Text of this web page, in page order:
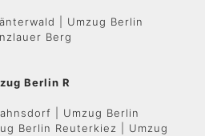
| Umzug Berlin
Berg
Berlin R
| Umzug Berlin
Berlin Reuterkiez | Umzug